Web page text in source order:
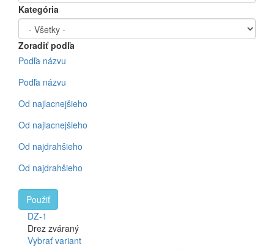
Kategória
Zoradiť podľa
Podľa názvu
Podľa názvu
Od najlacnejšieho
Od najlacnejšieho
Od najdrahšieho
Od najdrahšieho
Použiť
DZ-1
Drez zváraný
Vybrať variant